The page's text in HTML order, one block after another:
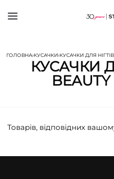
ГОЛОВНА›КУСАЧКИ›КУСАЧКИ ДЛЯ НІГТІВ
КУСАЧКИ
Товарів, відповідних